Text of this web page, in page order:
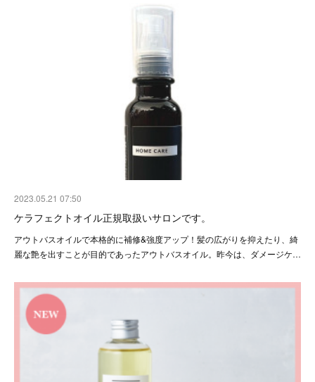
2023.05.21 07:50
ケラフェクトオイル正規取扱いサロンです。
アウトバスオイルで本格的に補修&強度アップ！髪の広がりを抑えたり、綺
麗な艶を出すことが目的であったアウトバスオイル。昨今は、ダメージケ…